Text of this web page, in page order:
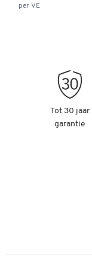
per VE
Tot 30 jaar
garantie